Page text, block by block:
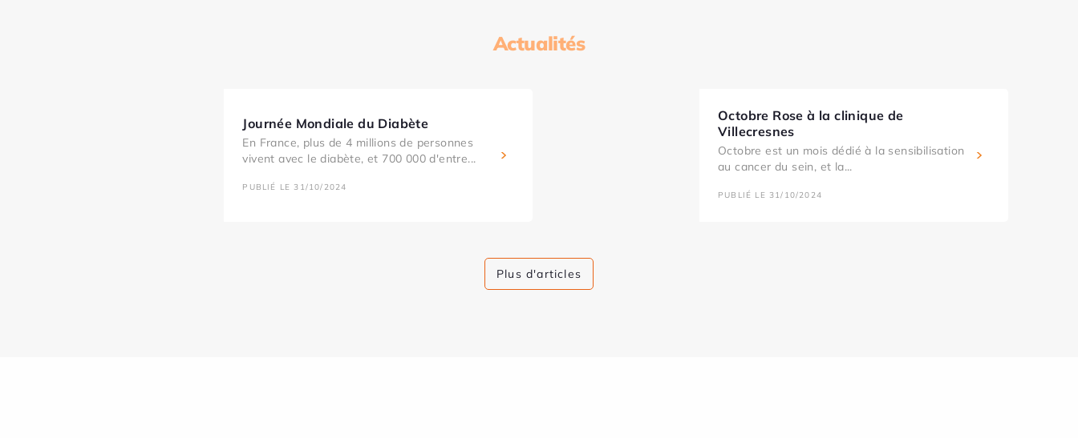
Actualités
Journée Mondiale du Diabète
En France, plus de 4 millions de personnes
vivent avec le diabète, et 700 000 d'entre...
PUBLIÉ LE 31/10/2024
Octobre Rose à la clinique de
Villecresnes
Octobre est un mois dédié à la sensibilisation
au cancer du sein, et la...
PUBLIÉ LE 31/10/2024
Plus d'articles